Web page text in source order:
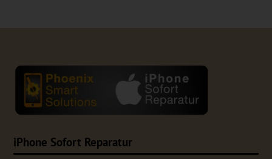
iPhone Sofort Reparatur